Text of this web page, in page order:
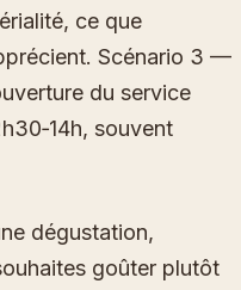
ce que
Scénario 3 —
du service
souvent
dégustation,
goûter plutôt